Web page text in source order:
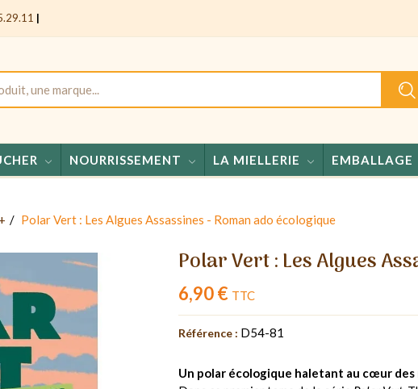
|
NOURRISSEMENT LA MIELLERIE EMBALLAGE
Miels -
Polar Vert : Les Algues Assassines - Roman ado écologique
Polar Vert : Les Algues
6,90 € TTC
Référence : D54-81
Un polar écologique haletant au cœur